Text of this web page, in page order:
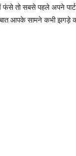
फंसे तो सबसे पहले अपने
आपके सामने कभी झगड़े